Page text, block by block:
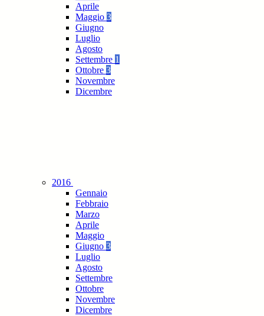
Aprile
Maggio 3
Giugno
Luglio
Agosto
Settembre 1
Ottobre 3
Novembre
Dicembre
2016
Gennaio
Febbraio
Marzo
Aprile
Maggio
Giugno 3
Luglio
Agosto
Settembre
Ottobre
Novembre
Dicembre